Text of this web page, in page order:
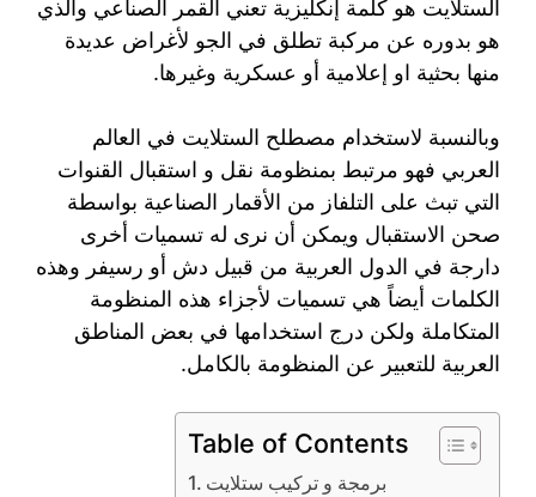
الستلايت هو كلمة إنكليزية تعني القمر الصناعي والذي
هو بدوره عن مركبة تطلق في الجو لأغراض عديدة
منها بحثية او إعلامية أو عسكرية وغيرها.
وبالنسبة لاستخدام مصطلح الستلايت في العالم
العربي فهو مرتبط بمنظومة نقل و استقبال القنوات
التي تبث على التلفاز من الأقمار الصناعية بواسطة
صحن الاستقبال ويمكن أن نرى له تسميات أخرى
دارجة في الدول العربية من قبيل دش أو رسيفر وهذه
الكلمات أيضاً هي تسميات لأجزاء هذه المنظومة
المتكاملة ولكن درج استخدامها في بعض المناطق
العربية للتعبير عن المنظومة بالكامل.
Table of Contents
برمجة و تركيب ستلايت